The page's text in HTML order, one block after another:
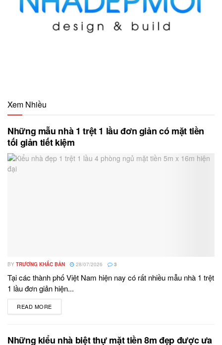
Xem Nhiều
Những mẫu nhà 1 trệt 1 lầu đơn giản có mặt tiền
tối giản tiết kiệm
BY TRƯƠNG KHẮC BẢN 28/07/2026 3
Tại các thành phố Việt Nam hiện nay có rất nhiều mẫu nhà 1 trệt
1 lầu đơn giản hiện...
READ MORE
Những kiểu nhà biệt thự mặt tiền 8m đẹp được ưa